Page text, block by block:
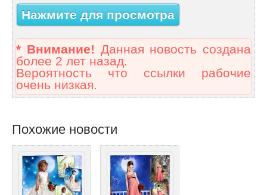
Нажмите для просмотра
* Внимание! Данная новость создана
более 2 лет назад.
Вероятность что ссылки рабочие
очень низкая.
Похожие новости